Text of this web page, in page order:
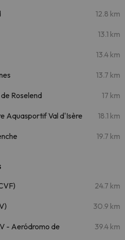
12.8 km
13.1 km
13.4 km
13.7 km
Roselend 17 km
Aquasportif Val d'Isère 18.1 km
19.7 km
24.7 km
30.9 km
- Aeródromo de
39.4 km